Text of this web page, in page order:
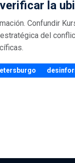
la
Confundir
del